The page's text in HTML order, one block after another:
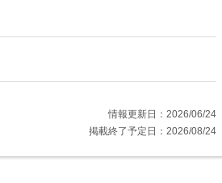
情報更新日：2026/06/24
掲載終了予定日：2026/08/24